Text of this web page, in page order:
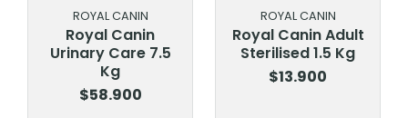
ROYAL CANIN
Royal Canin Adult
Sterilised 1.5 Kg
$13.900
ROYAL CANIN
Royal Canin Adult
Sterilised 4 Kg
$29.900